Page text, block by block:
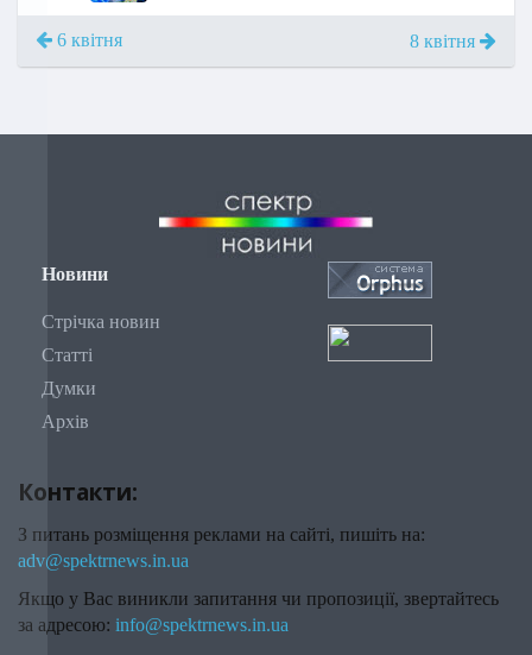
6 квітня 8 квітня
Новини
Стрічка новин
Статті
Думки
Архів
Контакти:
З питань розміщення реклами на сайті, пишіть на:
adv@spektrnews.in.ua
Якщо у Вас виникли запитання чи пропозиції, звертайтесь
за адресою: info@spektrnews.in.ua